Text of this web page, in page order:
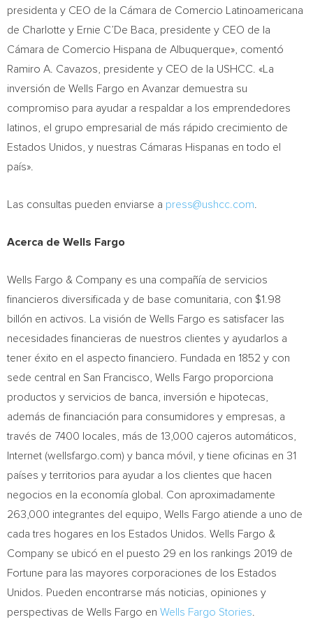
presidenta y CEO de la Cámara de Comercio Latinoamericana
de Charlotte y Ernie C’De Baca, presidente y CEO de la
Cámara de Comercio Hispana de Albuquerque», comentó
Ramiro A. Cavazos , presidente y CEO de la USHCC. «La
inversión de Wells Fargo en Avanzar demuestra su
compromiso para ayudar a respaldar a los emprendedores
latinos, el grupo empresarial de más rápido crecimiento de
Estados Unidos, y nuestras Cámaras Hispanas en todo el
país».
Las consultas pueden enviarse a press@ushcc.com
Acerca de Wells Fargo
Wells Fargo & Company es una compañía de servicios
financieros diversificada y de base comunitaria, con $1.98
billón en activos. La visión de Wells Fargo es satisfacer las
necesidades financieras de nuestros clientes y ayudarlos a
tener éxito en el aspecto financiero. Fundada en 1852 y con
sede central en San Francisco , Wells Fargo proporciona
productos y servicios de banca, inversión e hipotecas,
además de financiación para consumidores y empresas, a
través de 7400 locales, más de 13,000 cajeros automáticos,
Internet (wellsfargo.com) y banca móvil, y tiene oficinas en 31
países y territorios para ayudar a los clientes que hacen
negocios en la economía global. Con aproximadamente
263,000 integrantes del equipo, Wells Fargo atiende a uno de
cada tres hogares en los Estados Unidos. Wells Fargo &
Company se ubicó en el puesto 29 en los rankings 2019 de
Fortune para las mayores corporaciones de los Estados
Unidos. Pueden encontrarse más noticias, opiniones y
perspectivas de Wells Fargo en Wells Fargo Stories